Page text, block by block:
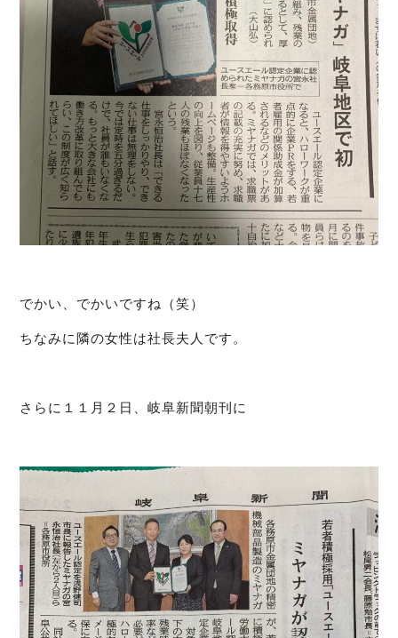
でかい、でかいですね（笑）
ちなみに隣の女性は社長夫人です。
さらに１１月２日、岐阜新聞朝刊に